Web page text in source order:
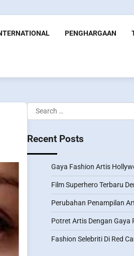
PENGHARGAAN
Search
for:
Recent Posts
Gaya Fashion Artis
Film Superhero Terbaru
Perubahan Penampilan
Potret Artis Dengan Gaya
Fashion Selebriti Di Red